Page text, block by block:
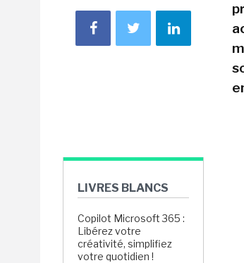
LIVRES BLANCS
Copilot Microsoft 365 :
Libérez votre
créativité, simplifiez
votre quotidien !